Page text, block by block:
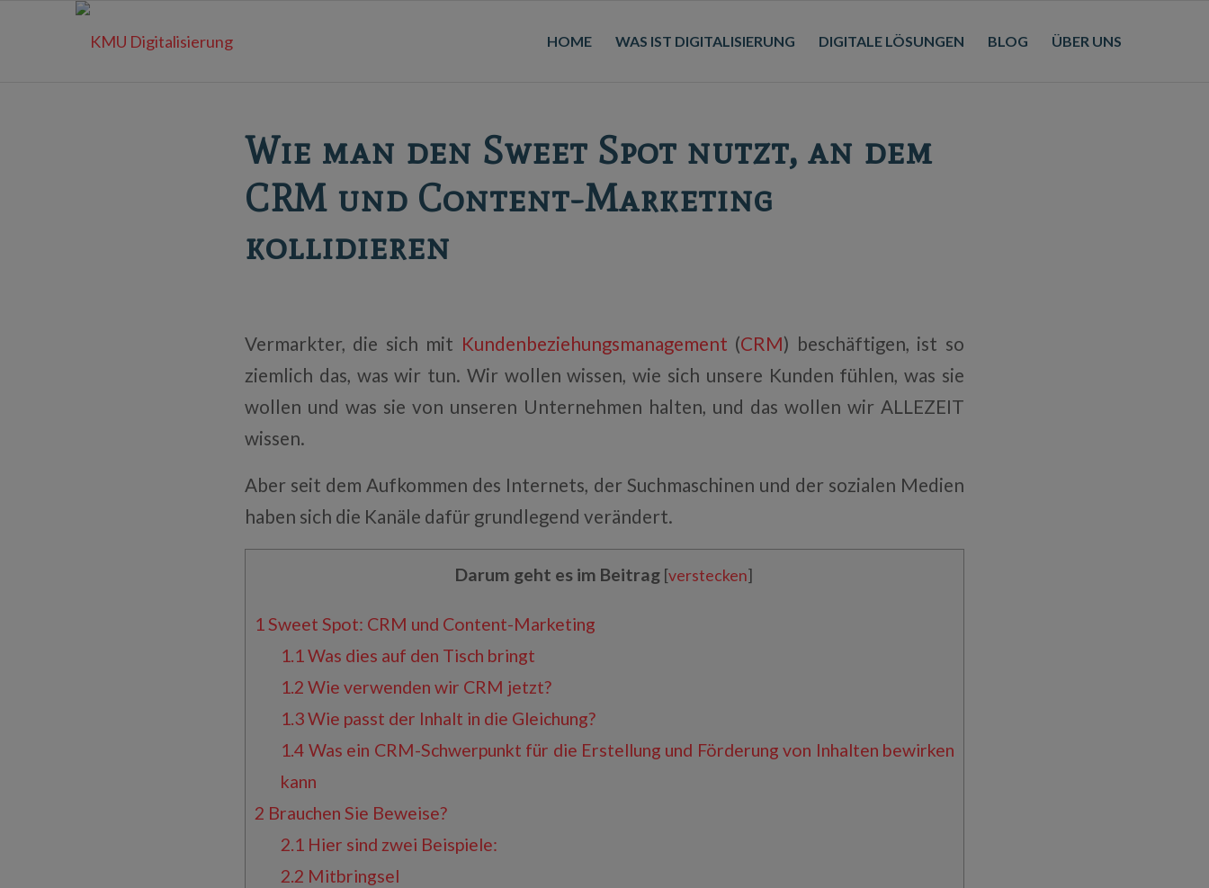
HOME WAS IST DIGITALISIERUNG DIGITALE LÖSUNGEN BLOG ÜBER UNS
Wie man den Sweet Spot nutzt, an dem
CRM und Content-Marketing
kollidieren
Vermarkter, die sich mit Kundenbeziehungsmanagement (CRM) beschäftigen, ist so
ziemlich das, was wir tun. Wir wollen wissen, wie sich unsere Kunden fühlen, was sie
wollen und was sie von unseren Unternehmen halten, und das wollen wir ALLEZEIT
wissen.
Aber seit dem Aufkommen des Internets, der Suchmaschinen und der sozialen Medien
haben sich die Kanäle dafür grundlegend verändert.
Darum geht es im Beitrag [verstecken]
1Sweet Spot: CRM und Content-Marketing
1.1Was dies auf den Tisch bringt
1.2 Wie verwenden wir CRM jetzt?
1.3Wie passt der Inhalt in die Gleichung?
1.4 Was ein CRM-Schwerpunkt für die Erstellung und Förderung von Inhalten bewirken
kann
2 Brauchen Sie Beweise?
2.1 Hier sind zwei Beispiele:
2.2 Mitbringsel